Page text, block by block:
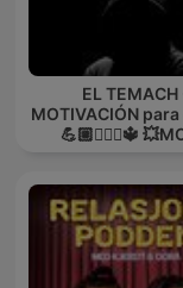
EL TEMACH
MOTIVACIÓN para
💪🏼🏋🏻‍♀🔱